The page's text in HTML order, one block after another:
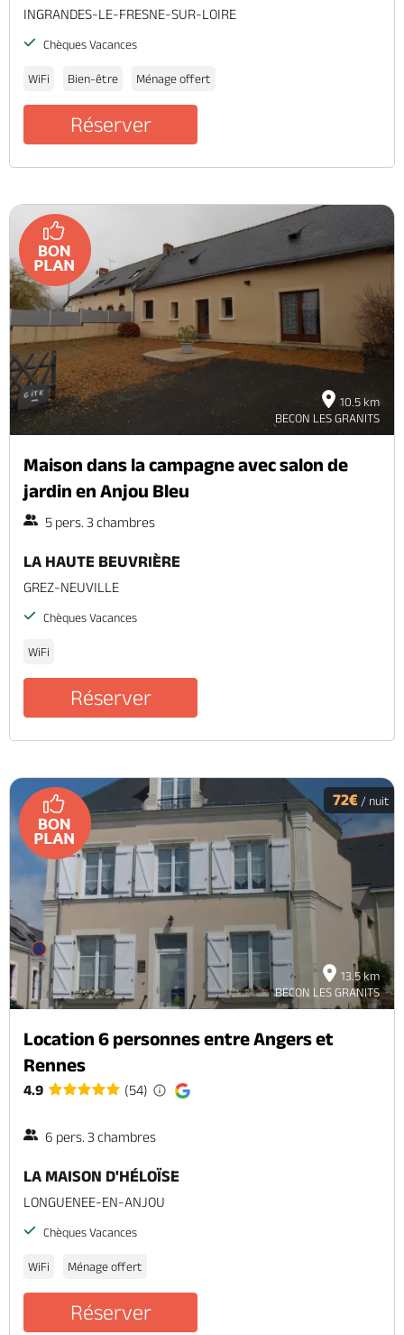
INGRANDES-LE-FRESNE-SUR-LOIRE
Chèques Vacances
WiFi Bien-être Ménage offert
Réserver
10.5 km
BECON LES GRANITS
Maison dans la campagne avec salon de
jardin en Anjou Bleu
5 pers. 3 chambres
LA HAUTE BEUVRIÈRE
GREZ-NEUVILLE
Chèques Vacances
WiFi
Réserver
13.5 km
BECON LES GRANITS
72€ / nuit
Location 6 personnes entre Angers et
Rennes
4.9 (54)
6 pers. 3 chambres
LA MAISON D'HÉLOÏSE
LONGUENEE-EN-ANJOU
Chèques Vacances
WiFi Ménage offert
Réserver